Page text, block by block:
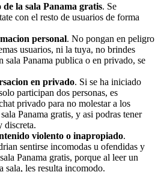
la sala Panama gratis. Se
con el resto de usuarios de forma
personal. No pongan en peligro
usuarios, ni la tuya, no brindes
sala Panama publica o en privado, se
en privado. Si se ha iniciado
participan dos personas, es
privado para no molestar a los
Panama gratis, y asi podras tener
discreta.
violento o inapropiado.
sentirse incomodas u ofendidas y
Panama gratis, porque al leer un
sala, les resulta incomodo.